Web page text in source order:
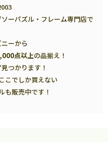
ーパズル・フレーム専門店で
ーから
点以上の品揃え！
つかります！
こでしか買えない
も販売中です！